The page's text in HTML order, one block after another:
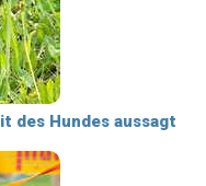
des Hundes aussagt